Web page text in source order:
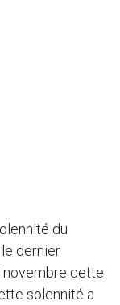
du
dernier
novembre cette
solennité a